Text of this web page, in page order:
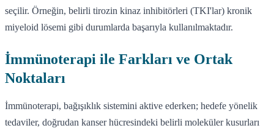
seçilir. Örneğin, belirli tirozin kinaz inhibitörleri (TKI'lar) kronik
miyeloid lösemi gibi durumlarda başarıyla kullanılmaktadır.
İmmünoterapi ile Farkları ve Ortak
Noktaları
İmmünoterapi, bağışıklık sistemini aktive ederken; hedefe yönelik
tedaviler, doğrudan kanser hücresindeki belirli moleküler kusurları